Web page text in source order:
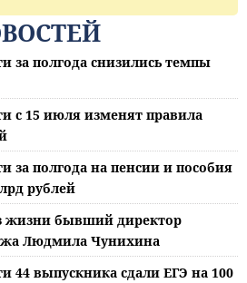
за полгода снизились темпы
с 15 июля изменят правила
за полгода на пенсии и пособия
рублей
жизни бывший директор
Людмила Чунихина
44 выпускника сдали ЕГЭ на 100